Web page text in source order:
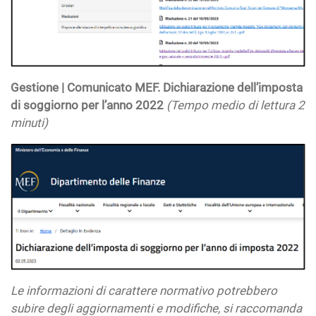
Gestione | Comunicato MEF. Dichiarazione dell’imposta
di soggiorno per l’anno 2022 (Tempo medio di lettura 2
minuti)
Le informazioni di carattere normativo potrebbero
subire degli aggiornamenti e modifiche, si raccomanda